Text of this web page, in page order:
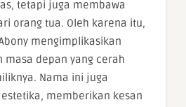
tetapi juga membawa
orang tua. Oleh karena itu,
mengimplikasikan
masa depan yang cerah
Nama ini juga
memberikan kesan